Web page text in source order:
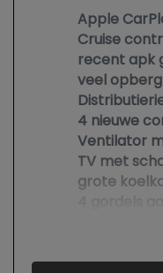
Apple
Cruise
recent apk
veel
4 nieuwe
Ventilator
TV met
grote